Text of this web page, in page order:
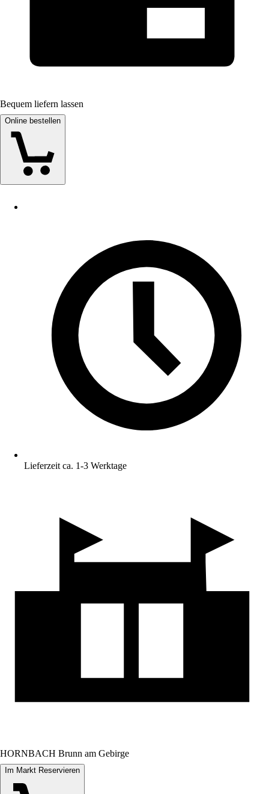
Bequem liefern lassen
Online bestellen
Lieferzeit ca. 1-3 Werktage
HORNBACH Brunn am Gebirge
Im Markt Reservieren